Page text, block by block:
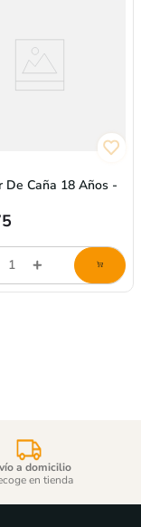
De Caña 18 Años -
a domicilio
en tienda